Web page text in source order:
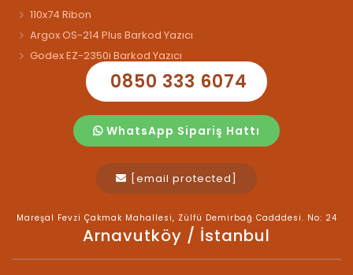
110x74 Ribon
Argox OS-214 Plus Barkod Yazıcı
Godex EZ-2350i Barkod Yazıcı
0850 333 6074
WhatsApp Sipariş Hattı
[email protected]
Mareşal Fevzi Çakmak Mahallesi, Zülfü Demirbağ Cadddesi. No: 24
Arnavutköy / İstanbul